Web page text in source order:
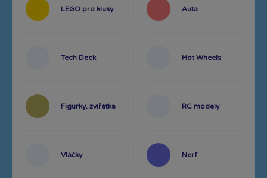
LEGO pro kluky Auta
Tech Deck Hot Wheels
Figurky, zvířátka RC modely
Vláčky Nerf